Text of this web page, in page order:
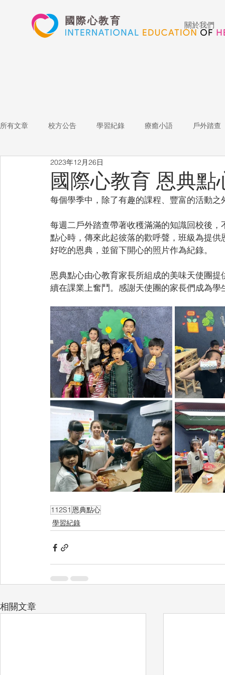
國際心教育 關於我們
所有文章 校方公告 學習紀錄 療癒小語 戶外踏查
表演藝術
心文藝競賽 國際教育 Star of the Week 教師增能
國際心教育 恩典點
2023年12月26日
每個學季中，除了有趣的課程、豐富的活動
每週二戶外踏查帶著收穫滿滿的知識回校後
點心時，傳來此起彼落的歡呼聲，班級為提
好吃的恩典，並留下開心的照片作為紀錄。
恩典點心由心教育家長所組成的美味天使團
續在課業上奮鬥。感謝天使團的家長們成為學
112S1 恩典點心
學習紀錄
相關文章